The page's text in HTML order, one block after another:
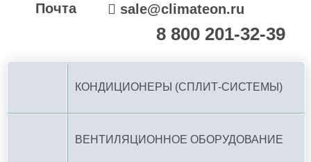
Почта sale@climateon.ru
8 800 201-32-39
КОНДИЦИОНЕРЫ (СПЛИТ-СИСТЕМЫ)
ВЕНТИЛЯЦИОННОЕ ОБОРУДОВАНИЕ